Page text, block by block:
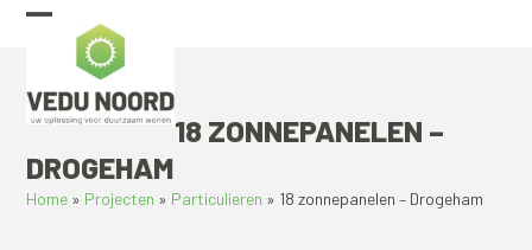
Skip
Open
mobile
menu
Close
mobile
menu
18 ZONNEPANELEN –
DROGEHAM
Home » Projecten » Particulieren » 18 zonnepanelen – Drogeham